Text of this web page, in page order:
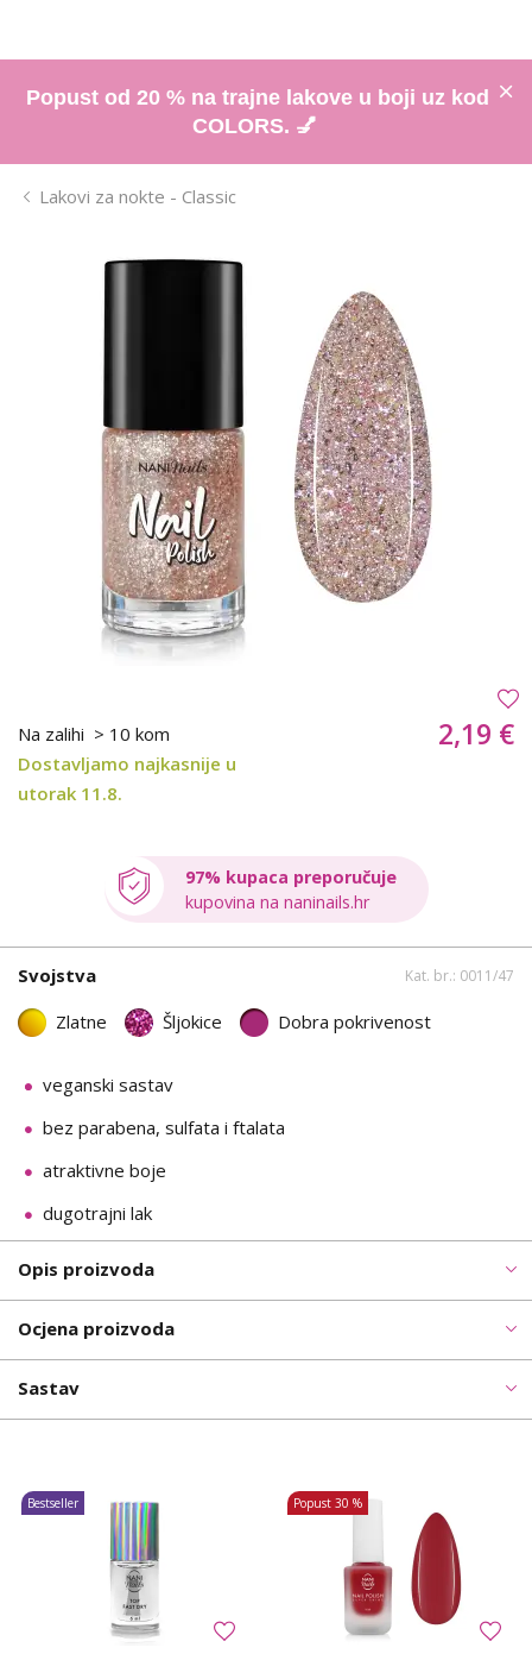
Popust od 20 % na trajne lakove u boji uz kod
COLORS. 💅
Lakovi za nokte - Classic
Na zalihi > 10 kom
Dostavljamo najkasnije u
utorak 11.8.
2,19 €
97% kupaca preporučuje
kupovina na naninails.hr
Svojstva Kat. br.: 0011/47
Zlatne Šljokice Dobra pokrivenost
veganski sastav
bez parabena, sulfata i ftalata
atraktivne boje
dugotrajni lak
Opis proizvoda
Ocjena proizvoda
Sastav
Bestseller Popust 30 %